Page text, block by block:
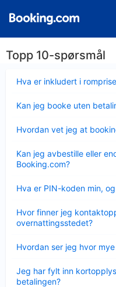
Topp 10-spørsmål
Hva er inkludert i
mindre
Kan jeg booke uten
mindre
Hvordan vet jeg at
mindre
Kan jeg avbestille eller
Booking.com?
mindre
Hva er PIN-koden min,
mindre
Hvor finner jeg
overnattingsstedet?
mindre
Hvordan ser jeg hvor
mindre
Jeg har fylt inn
betalingen?
mindre